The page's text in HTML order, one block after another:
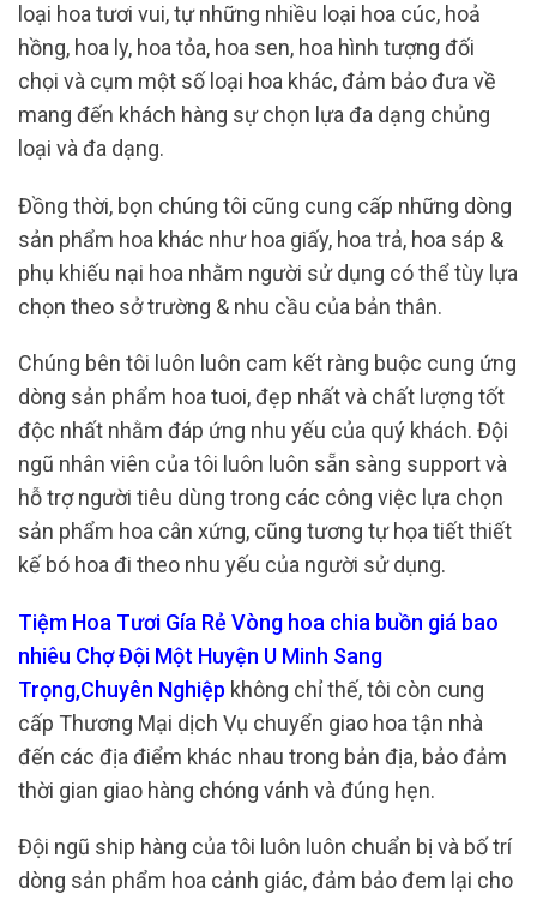
loại hoa tươi vui, tự những nhiều loại hoa cúc, hoả
hồng, hoa ly, hoa tỏa, hoa sen, hoa hình tượng đối
chọi và cụm một số loại hoa khác, đảm bảo đưa về
mang đến khách hàng sự chọn lựa đa dạng chủng
loại và đa dạng.
Đồng thời, bọn chúng tôi cũng cung cấp những dòng
sản phẩm hoa khác như hoa giấy, hoa trả, hoa sáp &
phụ khiếu nại hoa nhằm người sử dụng có thể tùy lựa
chọn theo sở trường & nhu cầu của bản thân.
Chúng bên tôi luôn luôn cam kết ràng buộc cung ứng
dòng sản phẩm hoa tuoi, đẹp nhất và chất lượng tốt
độc nhất nhằm đáp ứng nhu yếu của quý khách. Đội
ngũ nhân viên của tôi luôn luôn sẵn sàng support và
hỗ trợ người tiêu dùng trong các công việc lựa chọn
sản phẩm hoa cân xứng, cũng tương tự họa tiết thiết
kế bó hoa đi theo nhu yếu của người sử dụng.
Tiệm Hoa Tươi Gía Rẻ Vòng hoa chia buồn giá bao
nhiêu Chợ Đội Một Huyện U Minh Sang
Trọng,Chuyên Nghiệp không chỉ thế, tôi còn cung
cấp Thương Mại dịch Vụ chuyển giao hoa tận nhà
đến các địa điểm khác nhau trong bản địa, bảo đảm
thời gian giao hàng chóng vánh và đúng hẹn.
Đội ngũ ship hàng của tôi luôn luôn chuẩn bị và bố trí
dòng sản phẩm hoa cảnh giác, đảm bảo đem lại cho